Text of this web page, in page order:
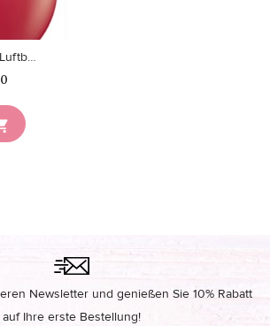
6 Riesige Rote Luftballons
Newsletter und genießen Sie 10% Rabatt
auf Ihre erste Bestellung!